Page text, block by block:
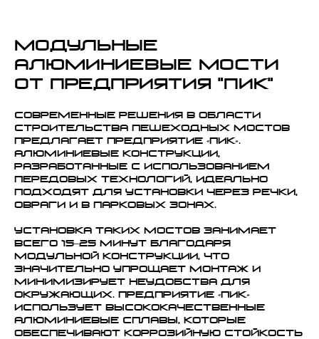
Модульные
алюминиевые мости
от Предприятия "ПИК"
Современные решения в области
строительства пешеходных мостов
предлагает Предприятие «ПИК».
Алюминиевые конструкции,
разработанные с использованием
передовых технологий, идеально
подходят для установки через речки,
овраги и в парковых зонах.
Установка таких мостов занимает
всего 15–25 минут благодаря
модульной конструкции, что
значительно упрощает монтаж и
минимизирует неудобства для
окружающих. Предприятие «ПИК»
использует высококачественные
алюминиевые сплавы, которые
обеспечивают коррозийную стойкость